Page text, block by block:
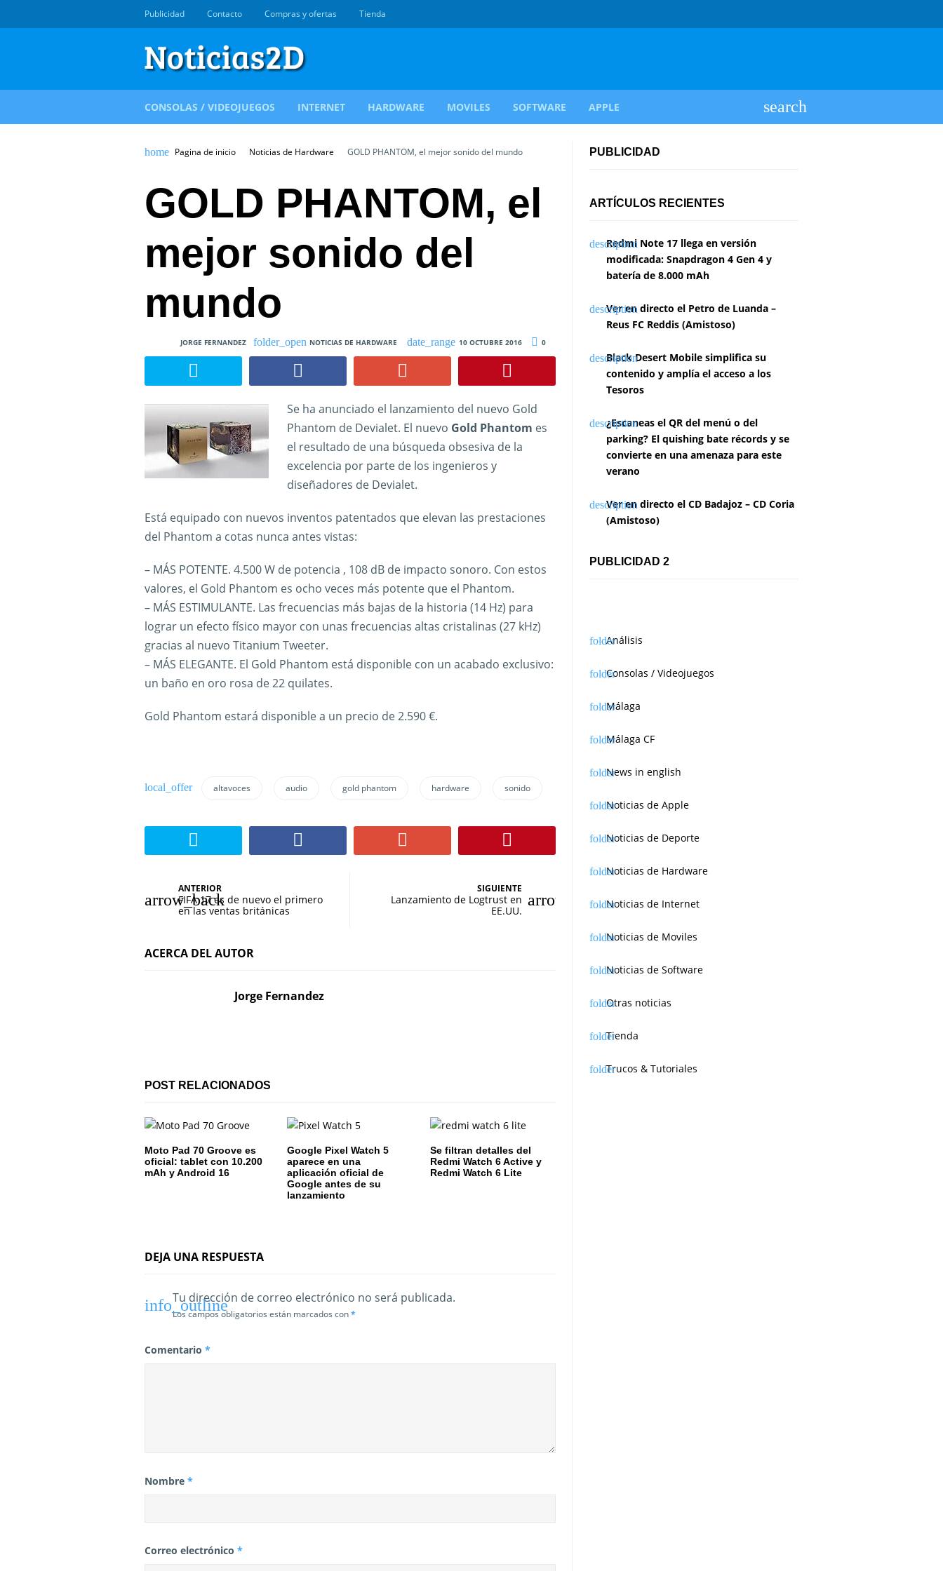
Publicidad Contacto Compras y ofertas Tienda
CONSOLAS / VIDEOJUEGOS INTERNET HARDWARE MOVILES SOFTWARE APPLE
Pagina de inicio Noticias de Hardware GOLD PHANTOM, el mejor sonido del mundo
GOLD PHANTOM, el
mejor sonido del
mundo
JORGE FERNANDEZ NOTICIAS DE HARDWARE 10 OCTUBRE 2016 0
Se ha anunciado el lanzamiento del nuevo Gold
Phantom de Devialet. El nuevo Gold Phantom es
el resultado de una búsqueda obsesiva de la
excelencia por parte de los ingenieros y
diseñadores de Devialet.
Está equipado con nuevos inventos patentados que elevan las prestaciones
del Phantom a cotas nunca antes vistas:
– MÁS POTENTE. 4.500 W de potencia , 108 dB de impacto sonoro. Con estos
valores, el Gold Phantom es ocho veces más potente que el Phantom.
– MÁS ESTIMULANTE. Las frecuencias más bajas de la historia (14 Hz) para
lograr un efecto físico mayor con unas frecuencias altas cristalinas (27 kHz)
gracias al nuevo Titanium Tweeter.
– MÁS ELEGANTE. El Gold Phantom está disponible con un acabado exclusivo:
un baño en oro rosa de 22 quilates.
Gold Phantom estará disponible a un precio de 2.590 €.
altavoces audio gold phantom hardware sonido
a
e
n
d
e
t
a
a
ANTERIOR
FIFA 17 es de nuevo el primero
en las ventas británicas
SIGUIENTE
Lanzamiento de Logtrust en
EE.UU.
ACERCA DEL AUTOR
Jorge Fernandez
POST RELACIONADOS
Moto Pad 70 Groove es
oficial: tablet con 10.200
mAh y Android 16
Google Pixel Watch 5
aparece en una
aplicación oficial de
Google antes de su
lanzamiento
Se filtran detalles del
Redmi Watch 6 Active y
Redmi Watch 6 Lite
DEJA UNA RESPUESTA
Tu dirección de correo electrónico no será publicada.
Los campos obligatorios están marcados con*
Comentario *
Nombre *
Correo electrónico *
PUBLICIDAD
ARTÍCULOS RECIENTES
Redmi Note 17 llega en versión
modificada: Snapdragon 4 Gen 4 y
batería de 8.000 mAh
Ver en directo el Petro de Luanda –
Reus FC Reddis (Amistoso)
Black Desert Mobile simplifica su
contenido y amplía el acceso a los
Tesoros
¿Escaneas el QR del menú o del
parking? El quishing bate récords y se
convierte en una amenaza para este
verano
Ver en directo el CD Badajoz – CD Coria
(Amistoso)
PUBLICIDAD 2
Análisis
Consolas / Videojuegos
Málaga
Málaga CF
News in english
Noticias de Apple
Noticias de Deporte
Noticias de Hardware
Noticias de Internet
Noticias de Moviles
Noticias de Software
Otras noticias
Tienda
Trucos & Tutoriales